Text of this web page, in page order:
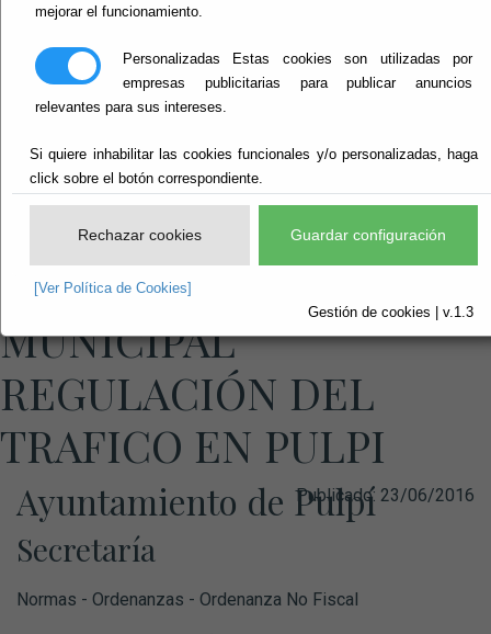
mejorar el funcionamiento.
Personalizadas Estas cookies son utilizadas por
empresas publicitarias para publicar anuncios
relevantes para sus intereses.
Si quiere inhabilitar las cookies funcionales y/o personalizadas, haga
click sobre el botón correspondiente.
Rechazar cookies Guardar configuración
[Ver Política de Cookies]
Gestión de cookies | v.1.3
ORDENANZA
MUNICIPAL
REGULACIÓN DEL
TRAFICO EN PULPI
Ayuntamiento de Pulpí
Secretaría
Normas - Ordenanzas - Ordenanza No Fiscal
Publicado: 23/06/2016